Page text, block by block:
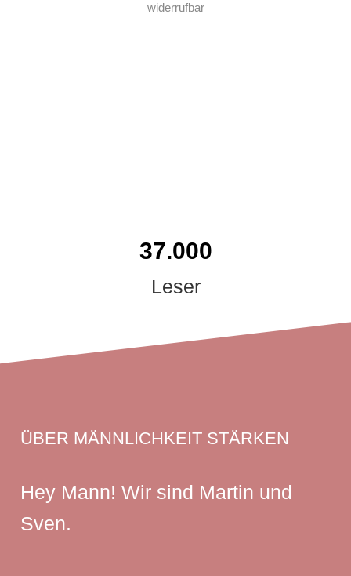
widerrufbar
37.000
Leser
ÜBER MÄNNLICHKEIT STÄRKEN
Hey Mann! Wir sind Martin und
Sven.